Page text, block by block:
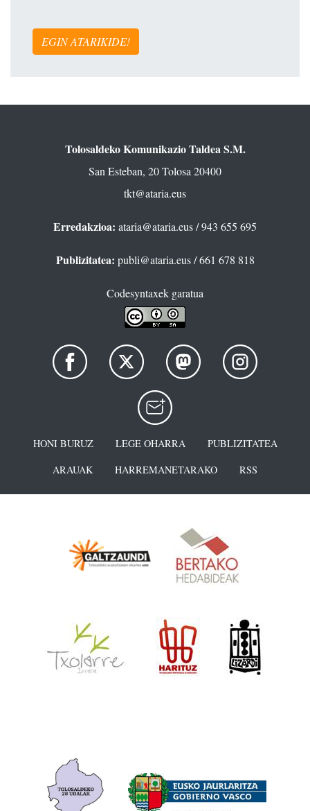
EGIN ATARIKIDE!
Tolosaldeko Komunikazio Taldea S.M.
San Esteban, 20 Tolosa 20400
tkt@ataria.eus
Erredakzioa: ataria@ataria.eus/ 943 655 695
Publizitatea: publi@ataria.eus/ 661 678 818
Codesyntaxek garatua
HONI BURUZ LEGE OHARRA
PUBLIZITATEA
ARAUAK
HARREMANETARAKO RSS